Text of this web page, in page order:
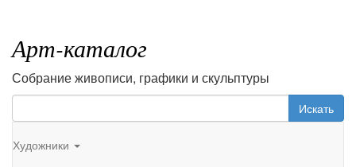
Арт-каталог
Собрание живописи, графики и скульптуры
Искать
Художники